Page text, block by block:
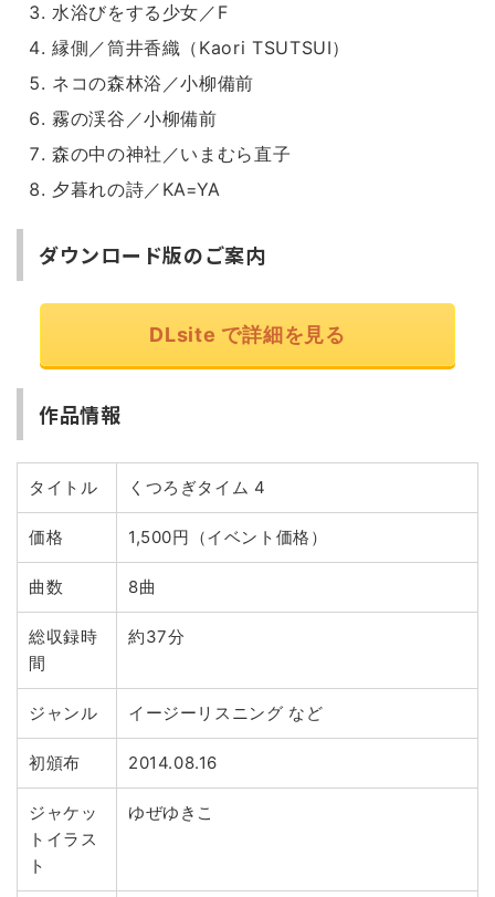
水浴びをする少女／F
縁側／筒井香織（Kaori TSUTSUI）
ネコの森林浴／小柳備前
霧の渓谷／小柳備前
森の中の神社／いまむら直子
夕暮れの詩／KA=YA
ダウンロード版のご案内
DLsite で詳細を見る
作品情報
タイトル くつろぎタイム 4
価格 1,500円（イベント価格）
曲数 8曲
総収録時
間
約37分
ジャンル イージーリスニング など
初頒布 2014.08.16
ジャケッ
トイラス
ト
ゆぜゆきこ